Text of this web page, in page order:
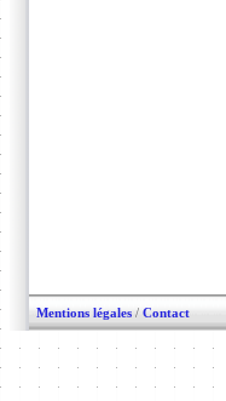
Mentions légales / Contact